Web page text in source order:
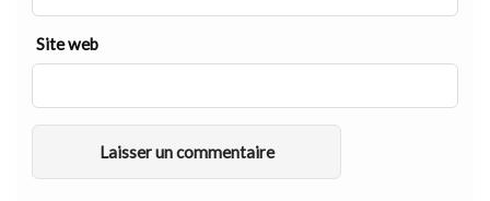
Site web